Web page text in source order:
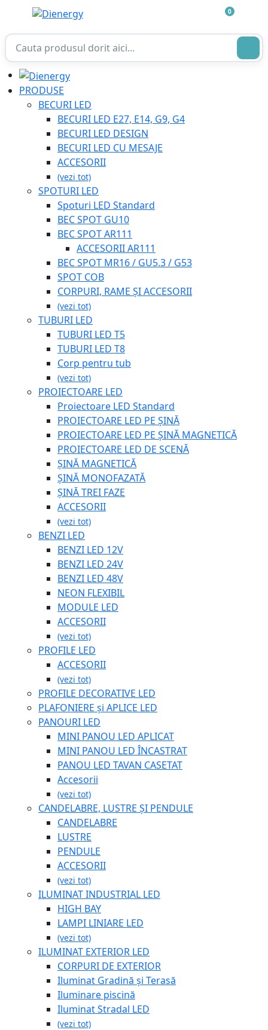
0
PRODUSE
BECURI LED
BECURI LED E27, E14, G9, G4
BECURI LED DESIGN
BECURI LED CU MESAJE
ACCESORII
(vezi tot)
SPOTURI LED
Spoturi LED Standard
BEC SPOT GU10
BEC SPOT AR111
ACCESORII AR111
BEC SPOT MR16 / GU5.3 / G53
SPOT COB
CORPURI, RAME ȘI ACCESORII
(vezi tot)
TUBURI LED
TUBURI LED T5
TUBURI LED T8
Corp pentru tub
(vezi tot)
PROIECTOARE LED
Proiectoare LED Standard
PROIECTOARE LED PE ȘINĂ
PROIECTOARE LED PE ȘINĂ MAGNETICĂ
PROIECTOARE LED DE SCENĂ
ȘINĂ MAGNETICĂ
ȘINĂ MONOFAZATĂ
ȘINĂ TREI FAZE
ACCESORII
(vezi tot)
BENZI LED
BENZI LED 12V
BENZI LED 24V
BENZI LED 48V
NEON FLEXIBIL
MODULE LED
ACCESORII
(vezi tot)
PROFILE LED
ACCESORII
(vezi tot)
PROFILE DECORATIVE LED
PLAFONIERE și APLICE LED
PANOURI LED
MINI PANOU LED APLICAT
MINI PANOU LED ÎNCASTRAT
PANOU LED TAVAN CASETAT
Accesorii
(vezi tot)
CANDELABRE, LUSTRE ȘI PENDULE
CANDELABRE
LUSTRE
PENDULE
ACCESORII
(vezi tot)
ILUMINAT INDUSTRIAL LED
HIGH BAY
LAMPI LINIARE LED
(vezi tot)
ILUMINAT EXTERIOR LED
CORPURI DE EXTERIOR
Iluminat Gradină și Terasă
Iluminare piscină
Iluminat Stradal LED
(vezi tot)